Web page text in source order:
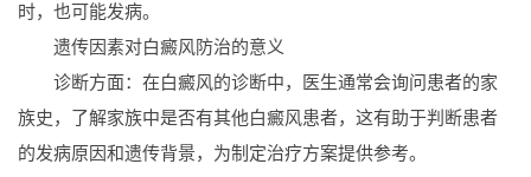
时，也可能发病。
遗传因素对白癜风防治的意义
诊断方面：在白癜风的诊断中，医生通常会询问患者的家
族史，了解家族中是否有其他白癜风患者，这有助于判断患者
的发病原因和遗传背景，为制定治疗方案提供参考。